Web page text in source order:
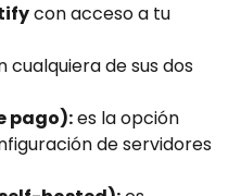
con acceso a tu
cualquiera de sus dos
pago): es la opción
de servidores